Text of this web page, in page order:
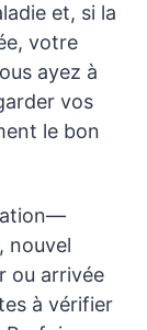
et, si la
votre
ayez à
vos
le bon
nouvel
ou arrivée
à vérifier